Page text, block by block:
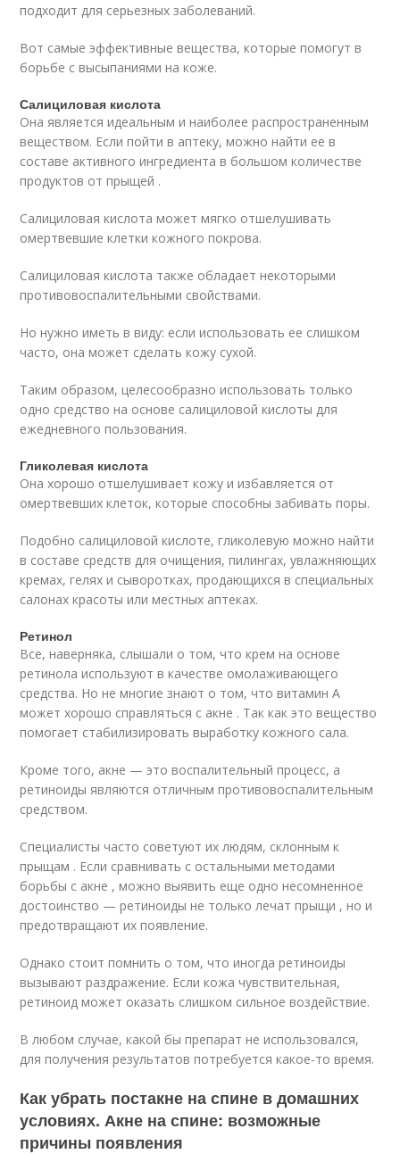
подходит для серьезных заболеваний.
Вот самые эффективные вещества, которые помогут в
борьбе с высыпаниями на коже.
Салициловая кислота
Она является идеальным и наиболее распространенным
веществом. Если пойти в аптеку, можно найти ее в
составе активного ингредиента в большом количестве
продуктов от прыщей .
Салициловая кислота может мягко отшелушивать
омертвевшие клетки кожного покрова.
Салициловая кислота также обладает некоторыми
противовоспалительными свойствами.
Но нужно иметь в виду: если использовать ее слишком
часто, она может сделать кожу сухой.
Таким образом, целесообразно использовать только
одно средство на основе салициловой кислоты для
ежедневного пользования.
Гликолевая кислота
Она хорошо отшелушивает кожу и избавляется от
омертвевших клеток, которые способны забивать поры.
Подобно салициловой кислоте, гликолевую можно найти
в составе средств для очищения, пилингах, увлажняющих
кремах, гелях и сыворотках, продающихся в специальных
салонах красоты или местных аптеках.
Ретинол
Все, наверняка, слышали о том, что крем на основе
ретинола используют в качестве омолаживающего
средства. Но не многие знают о том, что витамин А
может хорошо справляться с акне . Так как это вещество
помогает стабилизировать выработку кожного сала.
Кроме того, акне — это воспалительный процесс, а
ретиноиды являются отличным противовоспалительным
средством.
Специалисты часто советуют их людям, склонным к
прыщам . Если сравнивать с остальными методами
борьбы с акне , можно выявить еще одно несомненное
достоинство — ретиноиды не только лечат прыщи , но и
предотвращают их появление.
Однако стоит помнить о том, что иногда ретиноиды
вызывают раздражение. Если кожа чувствительная,
ретиноид может оказать слишком сильное воздействие.
В любом случае, какой бы препарат не использовался,
для получения результатов потребуется какое-то время.
Как убрать постакне на спине в домашних
условиях. Акне на спине: возможные
причины появления